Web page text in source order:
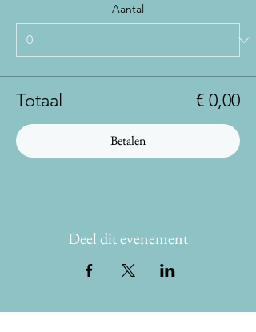
Aantal
Totaal € 0,00
Betalen
Deel dit evenement